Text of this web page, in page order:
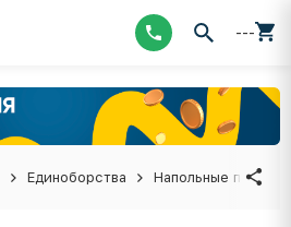
---
Единоборства Напольные